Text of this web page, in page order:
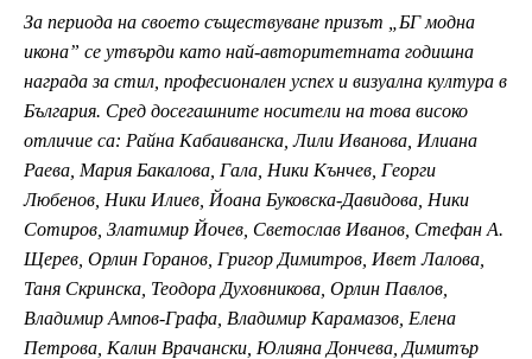
За периода на своето съществуване призът „БГ модна
икона” се утвърди като най-авторитетната годишна
награда за стил, професионален успех и визуална култура в
България. Сред досегашните носители на това високо
отличие са: Райна Кабаиванска, Лили Иванова, Илиана
Раева, Мария Бакалова, Гала, Ники Кънчев, Георги
Любенов, Ники Илиев, Йоана Буковска-Давидова, Ники
Сотиров, Златимир Йочев, Светослав Иванов, Стефан А.
Щерев, Орлин Горанов, Григор Димитров, Ивет Лалова,
Таня Скринска, Теодора Духовникова, Орлин Павлов,
Владимир Ампов-Графа, Владимир Карамазов, Елена
Петрова, Калин Врачански, Юлияна Дончева, Димитър